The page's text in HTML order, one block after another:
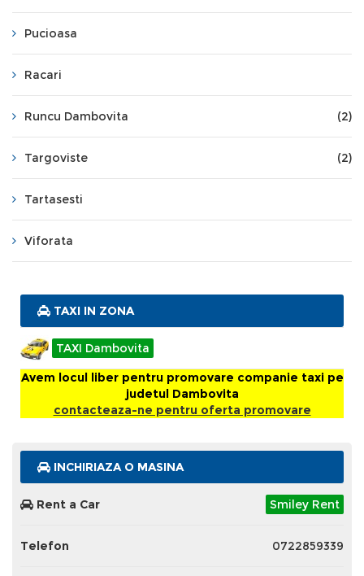
Pucioasa
Racari
Runcu Dambovita (2)
Targoviste (2)
Tartasesti
Viforata
TAXI IN ZONA
TAXI Dambovita
Avem locul liber pentru promovare companie taxi pe
judetul Dambovita
contacteaza-ne pentru oferta promovare
INCHIRIAZA O MASINA
Rent a Car Smiley Rent
Telefon 0722859339